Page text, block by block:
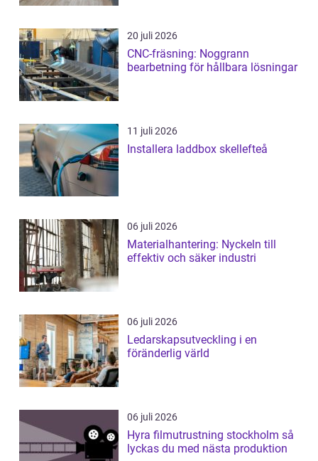
20 juli 2026
CNC-fräsning: Noggrann
bearbetning för hållbara lösningar
11 juli 2026
Installera laddbox skellefteå
06 juli 2026
Materialhantering: Nyckeln till
effektiv och säker industri
06 juli 2026
Ledarskapsutveckling i en
föränderlig värld
06 juli 2026
Hyra filmutrustning stockholm så
lyckas du med nästa produktion